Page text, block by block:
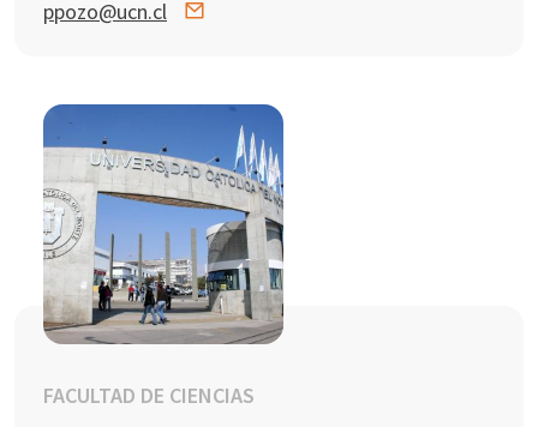
ppozo@ucn.cl
FACULTAD DE CIENCIAS